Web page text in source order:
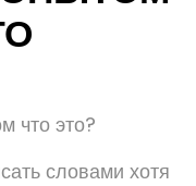
что это?
словами хотя